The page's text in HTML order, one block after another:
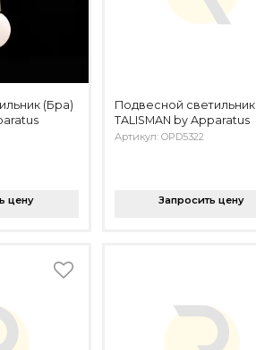
(Бра)
цену
Подвесной светильник
TALISMAN by Apparatus
Артикул: OPD5322
Запросить цену